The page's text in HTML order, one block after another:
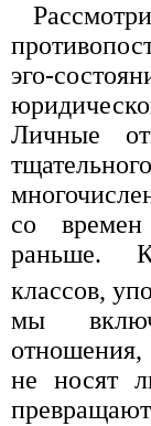
эго-
Личные
со
раньше.
классов,
мы
не носят